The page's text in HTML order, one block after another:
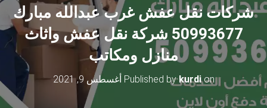
ل
ا
شركات نقل عفش غرب عبدالله مبارك
50993677 شركة نقل عفش واثاث
منازل ومكاتب
Published bykurdion أغسطس 9, 2021